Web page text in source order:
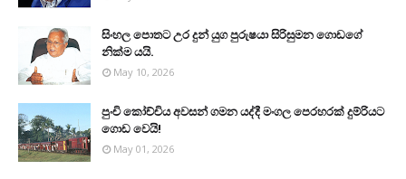
සිංහල පොතට උර දුන් යුග පුරුෂයා සිරිසුමන ගොඩගේ
නික්ම යයි.
May 10, 2026
පුංචි කෝච්චිය අවසන් ගමන යද්දී මංගල පෙරහරක් දුම්රියට
ගොඩ වෙයි!
May 01, 2026